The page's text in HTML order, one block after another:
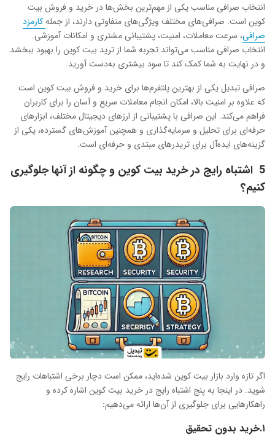
انتخاب صرافی مناسب یکی از مهم‌ترین بخش‌ها در خرید و فروش بیت
کوین است. صرافی‌های مختلف ویژگی‌های متفاوتی دارند، از جملهکارمزد
صرافی، سرعت معاملات، امنیت، پشتیبانی مشتری و امکانات آموزشی.
انتخاب صرافی مناسب می‌تواند تجربه شما از ترید بیت کوین را بهبود ببخشد
و در نهایت به شما کمک کند تا سود بیشتری به‌دست آورید.
صرافی تبدیل یکی از بهترین پلتفرم‌ها برای خرید و فروش بیت کوین است
که علاوه بر امنیت بالا، امکان انجام معاملات سریع و آسان را برای کاربران
فراهم می‌کند. این صرافی با پشتیبانی از ارزهای دیجیتال مختلف، ابزارهای
حرفه‌ای برای تحلیل و سرمایه‌گذاری و همچنین آموزش‌های گسترده، یکی از
گزینه‌های ایده‌آل برای تریدرهای مبتدی و حرفه‌ای است.
5 اشتباه رایج در خرید بیت کوین و چگونه از آنها جلوگیری
کنیم؟
اگر تازه وارد بازار بیت کوین شده‌اید، ممکن است دچار برخی اشتباهات رایج
شوید. در اینجا به پنج اشتباه رایج در خرید بیت کوین اشاره کرده و
راهکارهایی برای جلوگیری از آن‌ها ارائه می‌دهیم:
۱.خرید بدون تحقیق